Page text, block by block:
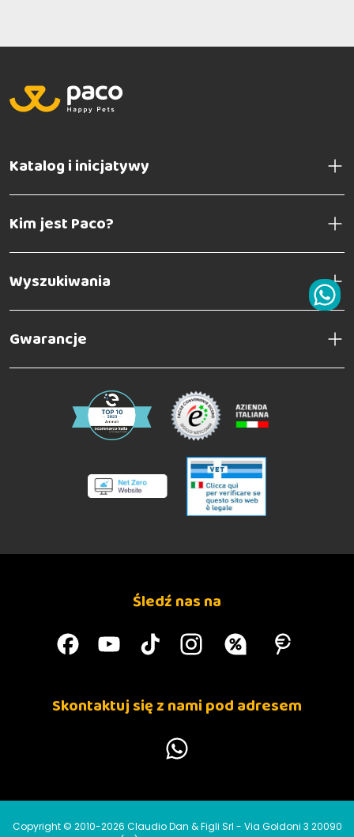
Katalog i inicjatywy
Kim jest Paco?
Wyszukiwania
Gwarancje
Śledź nas na
Skontaktuj się z nami pod adresem
Copyright © 2010-2026 Claudio Dan & Figli Srl - Via Goldoni 3 20090